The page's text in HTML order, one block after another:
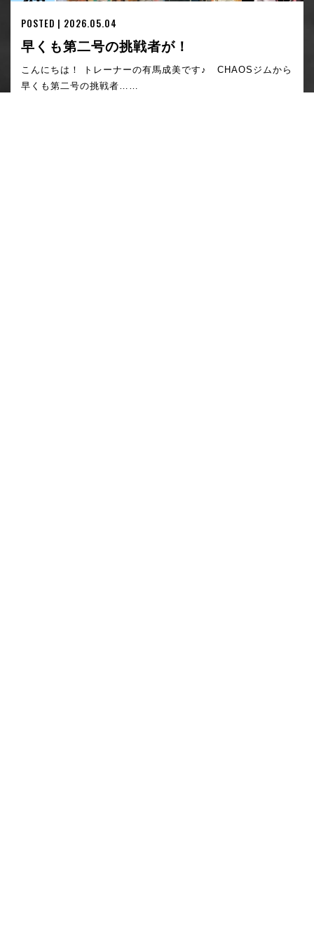
POSTED | 2026.05.04
早くも第二号の挑戦者が！
こんにちは！ トレーナーの有馬成美です♪ CHAOSジムから
早くも第二号の挑戦者……